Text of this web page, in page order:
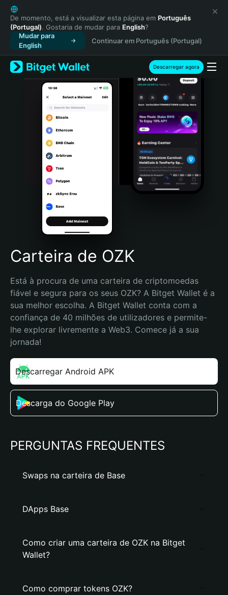
English
日本語
Tiếng Việt
Русский
Español (Latinoamérica)
Türkçe
Italiano
Português (Portugal)
Bahasa Indonesia
Português (Brasil)
Español (Argentina)
De momento, está a visualizar esta página em Português
(Portugal). Gostaria de mudar para English?
Mudar para
English
Continuar em Português (Portugal)
Descarregar agora
Carteira de OZK
Está à procura de uma carteira de criptomoedas
fiável e segura para os seus OZK? A Bitget Wallet é a
sua melhor escolha. A Bitget Wallet conta com a
confiança de 40 milhões de utilizadores e permite-
lhe explorar livremente a Web3. Comece já a sua
jornada!
Descarregar Android APK
Descarga do Google Play
PERGUNTAS FREQUENTES
Swaps na carteira de Base
DApps Base
Como criar uma carteira de OZK na Bitget
Wallet?
Como comprar tokens OZK?